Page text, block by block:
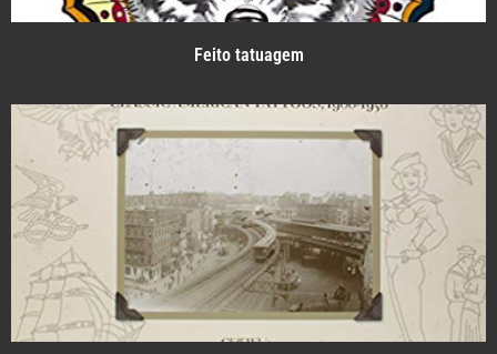
Feito tatuagem